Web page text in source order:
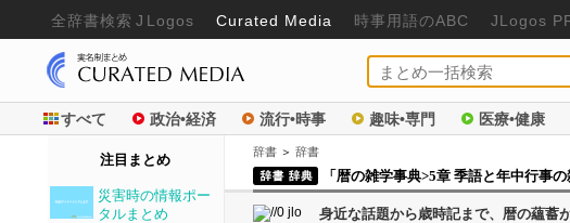
全辞書検索 J Logos Curated Media 時事用語のABC JLogos
すべて 政治•経済 流行•時事 趣味•専門 医療•健康
「暦の雑学事典>5章 季語と年中行事の
辞書 ＞ 辞書
身近な話題から歳時記まで、暦の蘊蓄
注目まとめ
災害時の情報ポー
タルまとめ